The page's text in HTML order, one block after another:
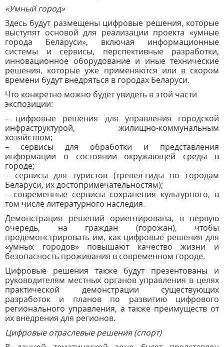
«Умный город»
Здесь будут размещены цифровые решения, которые
выступят основой для реализации проекта «умные
города Беларуси», включая информационные
системы и сервисы, перспективные разработки,
инновационное оборудование и иные технические
решения, которые уже применяются или в скором
времени будут внедряться в городах Беларуси.
Что конкретно можно будет увидеть в этой части
экспозиции:
– цифровые решения для управления городской
инфраструктурой, жилищно-коммунальным
хозяйством;
– сервисы для обработки и представления
информации о состоянии окружающей среды в
городе;
– сервисы для туристов (тревел-гиды по городам
Беларуси, их достопримечательностям);
– современные сервисы сохранения культурного, в
том числе литературного наследия.
Демонстрация решений ориентирована, в первую
очередь, на граждан (горожан), чтобы
продемонстрировать им, как цифровые решения для
«умных городов» повышают качество жизни и
безопасность проживания в современном городе.
Цифровые решения также будут презентованы и
руководителям местных органов управления в целях
практической демонстрации существующих
разработок и планов по развитию цифрового
регионального управления, а также преимуществ от
их внедрения для регионов.
Цифровые отраслевые решения (спорт)